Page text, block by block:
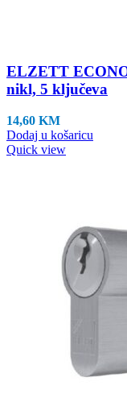
ELZETT
nikl, 5 ključeva
14,60 KM
Dodaj u košaricu
Quick view